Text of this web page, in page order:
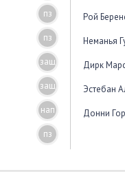
пз Рой
пз Неманья
защ Дирк
защ Эстебан
нап Донни
пз